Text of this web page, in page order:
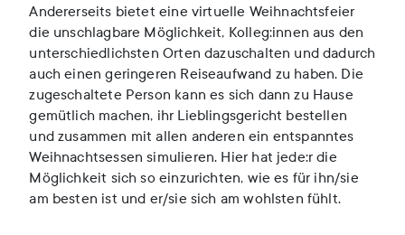
Andererseits bietet eine virtuelle Weihnachtsfeier
die unschlagbare Möglichkeit, Kolleg:innen aus den
unterschiedlichsten Orten dazuschalten und dadurch
auch einen geringeren Reiseaufwand zu haben. Die
zugeschaltete Person kann es sich dann zu Hause
gemütlich machen, ihr Lieblingsgericht bestellen
und zusammen mit allen anderen ein entspanntes
Weihnachtsessen simulieren. Hier hat jede:r die
Möglichkeit sich so einzurichten, wie es für ihn/sie
am besten ist und er/sie sich am wohlsten fühlt.